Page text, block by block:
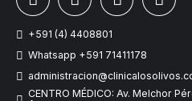
+591 (4) 4408801
Whatsapp +591 71411178
CENTRO MÉDICO: Av. Melchor